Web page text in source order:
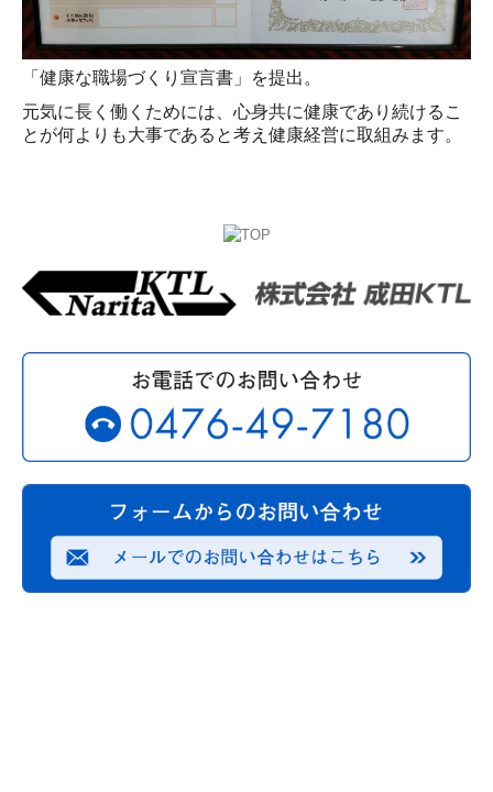
「健康な職場づくり宣言書」を提出。
元気に長く働くためには、心身共に健康であり続けるこ
とが何よりも大事であると考え健康経営に取組みます。